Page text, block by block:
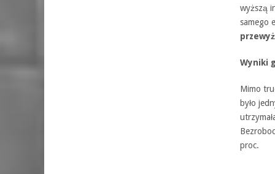
wyższą
samego
Wyniki
Mimo
było
proc.